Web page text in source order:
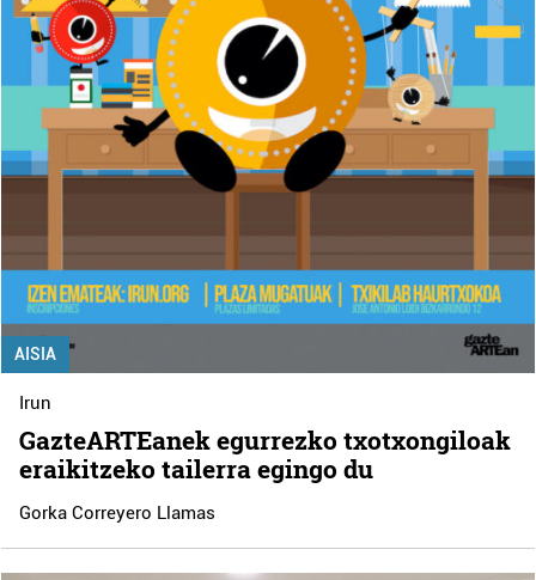
AISIA
Irun
GazteARTEanek egurrezko txotxongiloak
eraikitzeko tailerra egingo du
Gorka Correyero Llamas